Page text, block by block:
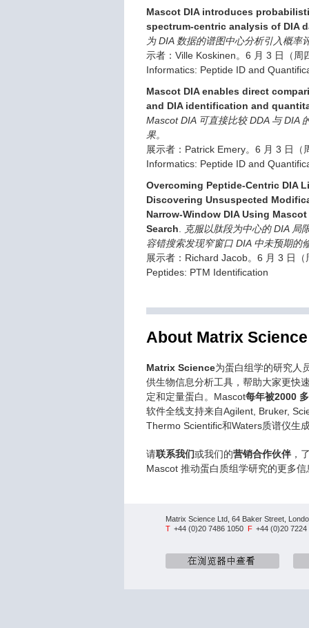
Mascot DIA introduces
spectrum-centric analysis of DIA
为 DIA 数据的谱图中心分析引入概率
示者：Ville Koskinen。6 月 3 日（周
Informatics: Peptide ID and
Mascot DIA enables direct
and DIA identification and
Mascot DIA 可直接比较 DDA 与 DIA
果。
展示者：Patrick Emery。6 月 3 日（
Informatics: Peptide ID and
Overcoming Peptide-Centric DIA
Discovering Unsuspected
Narrow-Window DIA Using
Search
克服以肽段为中心的 DIA 局
容错搜索发现窄窗口 DIA 中未预期的
展示者：Richard Jacob。6 月 3 日（
Peptides: PTM Identification
About Matrix Science
Matrix Science为蛋白组学的研究人
供生物信息分析工具，帮助大家更快
定和定量蛋白。Mascot每年被2000
软件全线支持来自Agilent, Bruker,
Thermo Scientific和Waters质谱仪生
请联系我们或我们的营销合作伙伴，
Mascot 推动蛋白质组学研究的更多信
Matrix Science Ltd, 64 Baker Street,
T +44 (0)20 7486 1050 F +44 (0)20